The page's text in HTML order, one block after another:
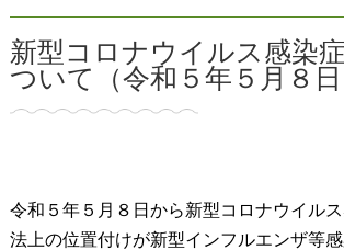
新型コロナウイルス感染
ついて（令和５年５月８日
令和５年５月８日から新型コロナウイル
法上の位置付けが新型インフルエンザ等